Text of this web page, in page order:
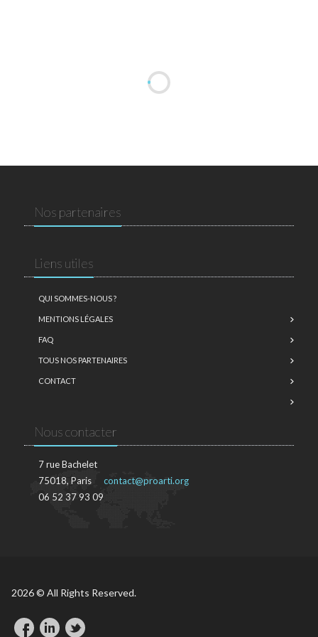
Nos partenaires
Liens utiles
QUI SOMMES-NOUS ?
MENTIONS LÉGALES
FAQ
TOUS NOS PARTENAIRES
CONTACT
Nous contacter
7 rue Bachelet
75018, Paris
06 52 37 93 09
contact@proarti.org
2026 © All Rights Reserved.